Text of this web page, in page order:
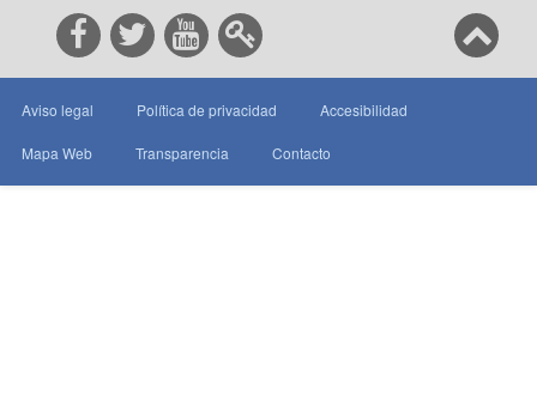
Aviso legal Política de privacidad Accesibilidad
Mapa Web Transparencia Contacto